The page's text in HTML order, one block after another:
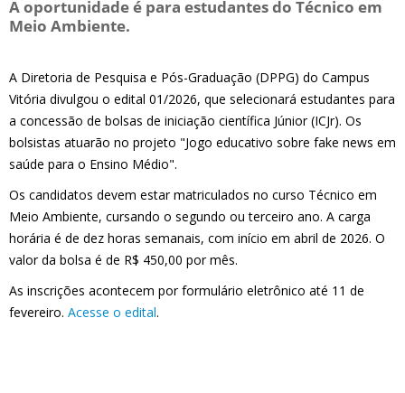
A oportunidade é para estudantes do Técnico em
Meio Ambiente.
A Diretoria de Pesquisa e Pós-Graduação (DPPG) do Campus
Vitória divulgou o edital 01/2026, que selecionará estudantes para
a concessão de bolsas de iniciação científica Júnior (ICJr). Os
bolsistas atuarão no projeto "Jogo educativo sobre fake news em
saúde para o Ensino Médio".
Os candidatos devem estar matriculados no curso Técnico em
Meio Ambiente, cursando o segundo ou terceiro ano. A carga
horária é de dez horas semanais, com início em abril de 2026. O
valor da bolsa é de R$ 450,00 por mês.
As inscrições acontecem por formulário eletrônico até 11 de
fevereiro. Acesse o edital.